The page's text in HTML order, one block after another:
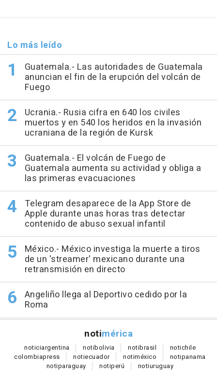
Lo más leído
Guatemala.- Las autoridades de Guatemala
anuncian el fin de la erupción del volcán de
Fuego
Ucrania.- Rusia cifra en 640 los civiles
muertos y en 540 los heridos en la invasión
ucraniana de la región de Kursk
Guatemala.- El volcán de Fuego de
Guatemala aumenta su actividad y obliga a
las primeras evacuaciones
Telegram desaparece de la App Store de
Apple durante unas horas tras detectar
contenido de abuso sexual infantil
México.- México investiga la muerte a tiros
de un 'streamer' mexicano durante una
retransmisión en directo
Angeliño llega al Deportivo cedido por la
Roma
notimérica
noticiargentina notibolivia notibrasil notichile
colombiapress notiecuador notiméxico notipanama
notiparaguay notiperú notiuruguay